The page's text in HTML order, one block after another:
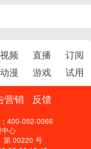
视频 直播
订阅
动漫 游戏 试用
营销 反馈
400-052-0066
心
第 00220 号